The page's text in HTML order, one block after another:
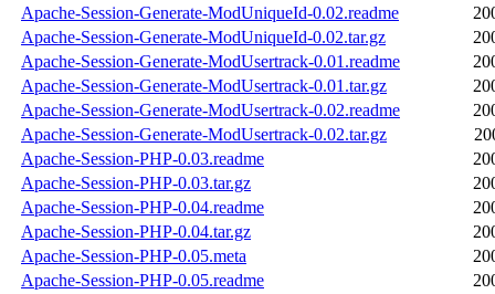
Apache-Session-Generate-ModUniqueId-0.02.readme
Apache-Session-Generate-ModUniqueId-0.02.tar.gz
Apache-Session-Generate-ModUsertrack-0.01.readme
Apache-Session-Generate-ModUsertrack-0.01.tar.gz
Apache-Session-Generate-ModUsertrack-0.02.readme
Apache-Session-Generate-ModUsertrack-0.02.tar.gz
Apache-Session-PHP-0.03.readme
Apache-Session-PHP-0.03.tar.gz
Apache-Session-PHP-0.04.readme
Apache-Session-PHP-0.04.tar.gz
Apache-Session-PHP-0.05.meta
Apache-Session-PHP-0.05.readme